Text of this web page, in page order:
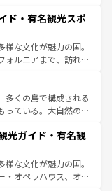
らではのユニークな
く町歩きも満喫する
物価も高いが、旅行
あり、うまく活用すれ
ド・有名観光スポ
な文化が魅力の国。
ォルニアまで、訪れる
ング、エンターテイ
トだ。一方、アメリカ
キャニオンやイエロー
食が融合した独特の
域で異なる魅力を楽
を感じることができ
車の旅も、アメリカ
多くの島で構成される
っている。大自然の神
光地といえばオアフ
イ島やカウアイ島が
海をはじめ、豊かな
ハスピリット」と呼ば
光ガイド・有名観
な文化が魅力の国。
・オペラハウス、オー